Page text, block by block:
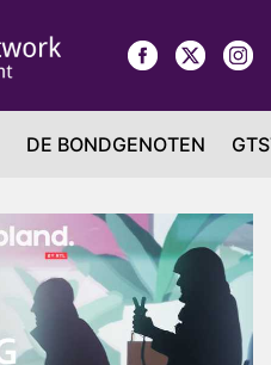
DE BONDGENOTEN